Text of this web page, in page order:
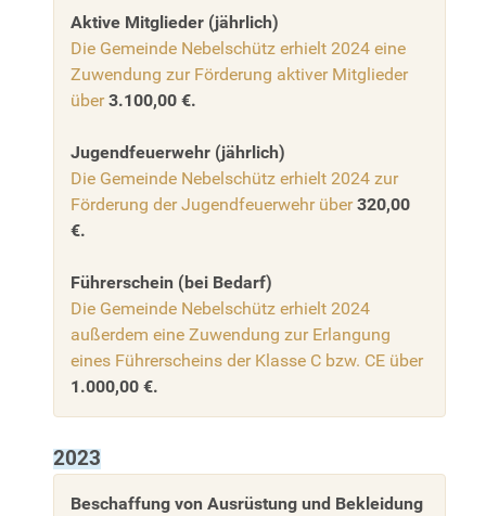
Aktive Mitglieder (jährlich)
Die Gemeinde Nebelschütz erhielt 2024 eine
Zuwendung zur Förderung aktiver Mitglieder
über3.100,00 €.
Jugendfeuerwehr (jährlich)
Die Gemeinde Nebelschütz erhielt 2024 zur
Förderung der Jugendfeuerwehr über 320,00
€.
Führerschein (bei Bedarf)
Die Gemeinde Nebelschütz erhielt 2024
außerdem eine Zuwendung zur Erlangung
eines Führerscheins der Klasse C bzw. CE über
1.000,00 €.
2023
Beschaffung von Ausrüstung und Bekleidung